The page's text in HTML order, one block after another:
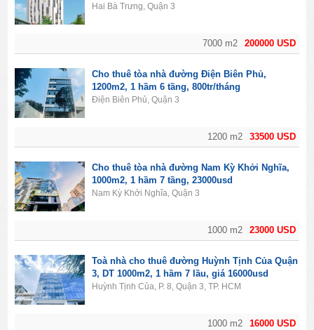
200000 USD
7000 m2
Hai Bà Trưng, Quận 3
33500 USD
1200 m2
Cho thuê tòa nhà đường Điện Biên Phủ,
1200m2, 1 hầm 6 tầng, 800tr/tháng
Điện Biên Phủ, Quận 3
23000 USD
1000 m2
Cho thuê tòa nhà đường Nam Kỳ Khởi Nghĩa,
1000m2, 1 hầm 7 tầng, 23000usd
Nam Kỳ Khởi Nghĩa, Quận 3
16000 USD
1000 m2
Toà nhà cho thuê đường Huỳnh Tịnh Của Quận
3, DT 1000m2, 1 hầm 7 lầu, giá 16000usd
Huỳnh Tịnh Của, P. 8, Quận 3, TP. HCM